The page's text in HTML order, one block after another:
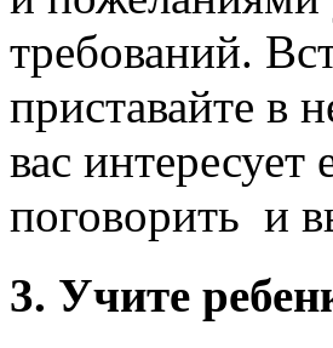
требований.
приставайте в
вас
поговорить и
3. Учите